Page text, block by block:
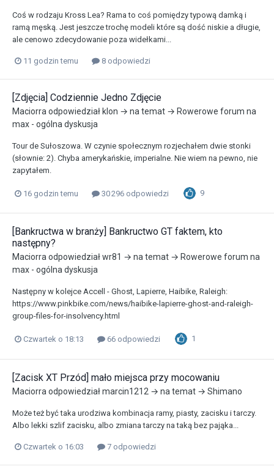
Coś w rodzaju Kross Lea? Rama to coś pomiędzy typową damką i
ramą męską. Jest jeszcze trochę modeli które są dość niskie a długie,
ale cenowo zdecydowanie poza widełkami...
11 godzin temu 8 odpowiedzi
[Zdjęcia] Codziennie Jedno Zdjęcie
Maciorra odpowiedział klon → na temat → Rowerowe forum na
max - ogólna dyskusja
Tour de Sułoszowa. W czynie społecznym rozjechałem dwie stonki
(słownie: 2). Chyba amerykańskie, imperialne. Nie wiem na pewno, nie
zapytałem.
16 godzin temu 30 296 odpowiedzi 9
[Bankructwa w branży] Bankructwo GT faktem, kto
następny?
Maciorraodpowiedziałwr81 → na temat → Rowerowe forum na
max - ogólna dyskusja
Następny w kolejce Accell - Ghost, Lapierre, Haibike, Raleigh:
https://www.pinkbike.com/news/haibike-lapierre-ghost-and-raleigh-
group-files-for-insolvency.html
Czwartek o 18:13 66 odpowiedzi 1
[Zacisk XT Przód] mało miejsca przy mocowaniu
Maciorra odpowiedziałmarcin1212 → na temat → Shimano
Może też być taka urodziwa kombinacja ramy, piasty, zacisku i tarczy.
Albo lekki szlif zacisku, albo zmiana tarczy na taką bez pająka...
Czwartek o 16:03 7 odpowiedzi